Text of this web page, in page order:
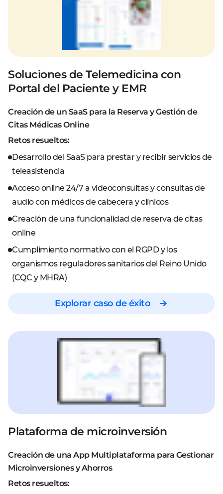
Soluciones de Telemedicina con
Portal del Paciente y EMR
Creación de un SaaS para la Reserva y Gestión de
Citas Médicas Online
Retos resueltos:
Desarrollo del SaaS para prestar y recibir servicios de
teleasistencia
Acceso online 24/7 a videoconsultas y consultas de
audio con médicos de cabecera y clínicos
Creación de una funcionalidad de reserva de citas
online
Cumplimiento normativo con el RGPD y los
organismos reguladores sanitarios del Reino Unido
(CQC y MHRA)
Explorar caso de éxito
Plataforma de microinversión
Creación de una App Multiplataforma para Gestionar
Microinversiones y Ahorros
Retos resueltos: